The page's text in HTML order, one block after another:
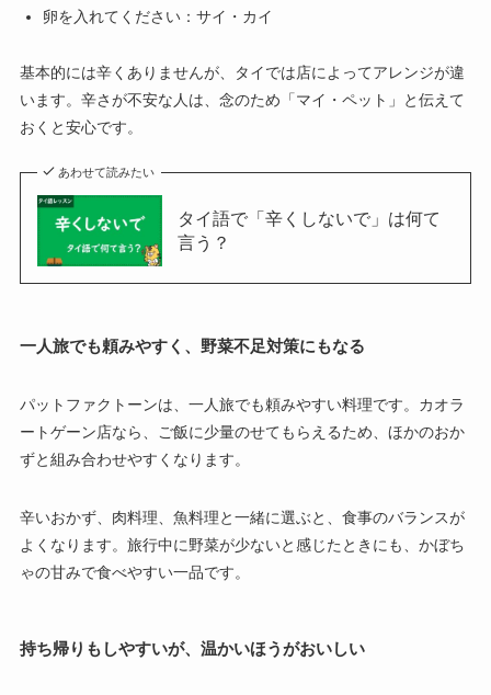
卵を入れてください：サイ・カイ
基本的には辛くありませんが、タイでは店によってアレンジが違
います。辛さが不安な人は、念のため「マイ・ペット」と伝えて
おくと安心です。
あわせて読みたい
タイ語で「辛くしないで」は何て
言う？
一人旅でも頼みやすく、野菜不足対策にもなる
パットファクトーンは、一人旅でも頼みやすい料理です。カオラ
ートゲーン店なら、ご飯に少量のせてもらえるため、ほかのおか
ずと組み合わせやすくなります。
辛いおかず、肉料理、魚料理と一緒に選ぶと、食事のバランスが
よくなります。旅行中に野菜が少ないと感じたときにも、かぼち
ゃの甘みで食べやすい一品です。
持ち帰りもしやすいが、温かいほうがおいしい